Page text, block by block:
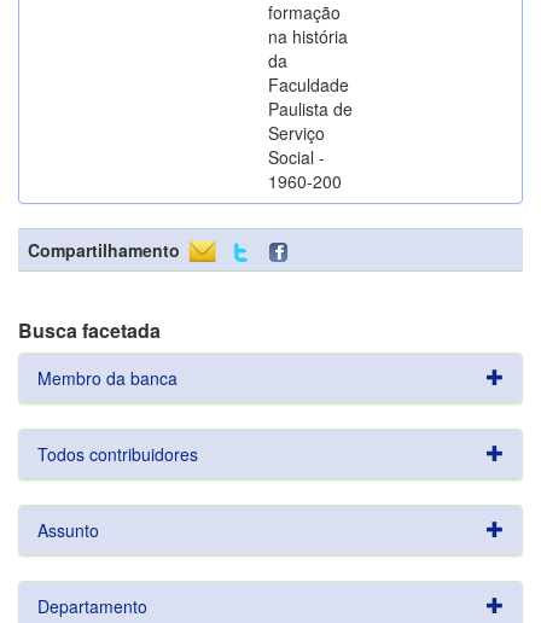
formação
na história
da
Faculdade
Paulista de
Serviço
Social -
1960-200
Compartilhamento
Busca facetada
Membro da banca
Todos contribuidores
Assunto
Departamento